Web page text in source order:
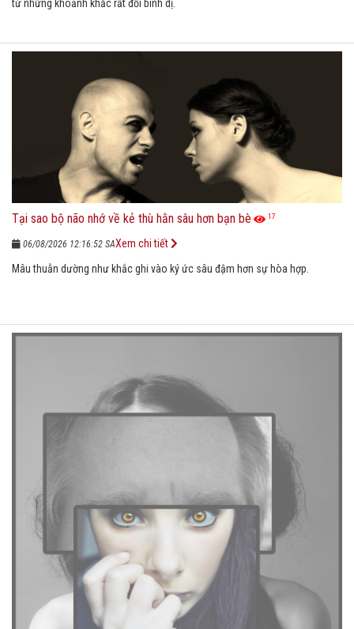
từ những khoảnh khắc rất đỗi bình dị.
Tại sao bộ não nhớ về kẻ thù hằn sâu hơn bạn bè 17
06/08/2026 12:16:52 SA
Mâu thuẫn dường như khắc ghi vào ký ức sâu đậm hơn sự hòa hợp.
Xem chi tiết